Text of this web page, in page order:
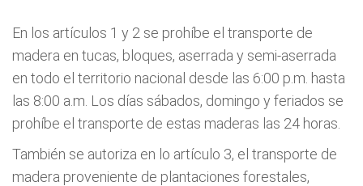
En los artículos 1 y 2 se prohíbe el transporte de
madera en tucas, bloques, aserrada y semi-aserrada
en todo el territorio nacional desde las 6:00 p.m. hasta
las 8:00 a.m. Los días sábados, domingo y feriados se
prohíbe el transporte de estas maderas las 24 horas.
También se autoriza en lo artículo 3, el transporte de
madera proveniente de plantaciones forestales,